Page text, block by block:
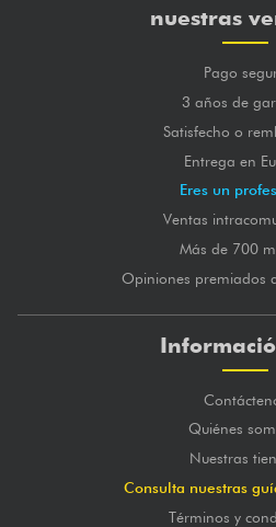
nuestras
Pago
3 años de
Satisfecho o
Entrega en
Eres un
Ventas
Más de 700
Opiniones premiados
Quiénes
Nuestras
Consulta nuestras
Términos y